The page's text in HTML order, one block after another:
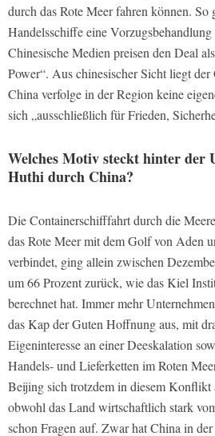
durch das Rote Meer fahren können. So
Handelsschiffe eine
Chinesische Medien preisen den Deal
Power“. Aus chinesischer Sicht liegt
China verfolge in der Region keine
sich „ausschließlich für Frieden,
Welches Motiv steckt hinter der
Huthi durch China?
Die Containerschifffahrt durch die
das Rote Meer mit dem Golf von Aden
verbindet, ging allein zwischen
um 66 Prozent zurück, wie das Kiel
berechnet hat. Immer mehr
das Kap der Guten Hoffnung aus, mit
Eigeninteresse an einer Deeskalation
Handels- und Lieferketten im Roten
Beijing sich trotzdem in diesem
obwohl das Land wirtschaftlich stark
schon Fragen auf. Zwar hat China in